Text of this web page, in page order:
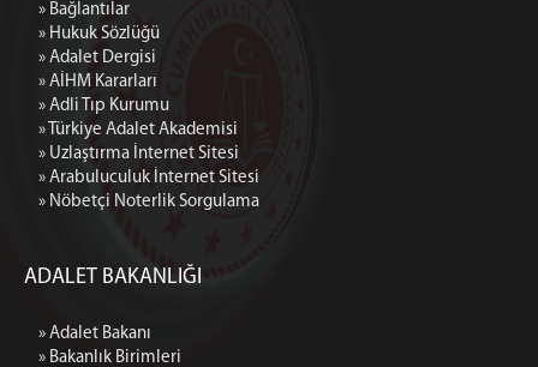
» Bağlantılar
» Hukuk Sözlüğü
» Adalet Dergisi
» AİHM Kararları
» Adli Tıp Kurumu
» Türkiye Adalet Akademisi
» Uzlaştırma İnternet Sitesi
» Arabuluculuk İnternet Sitesi
» Nöbetçi Noterlik Sorgulama
ADALET BAKANLIĞI
» Adalet Bakanı
» Bakanlık Birimleri